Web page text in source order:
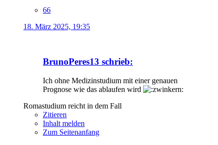
66
18. März 2025, 19:35
BrunoPeres13 schrieb:
Ich ohne Medizinstudium mit einer genauen
Prognose wie das ablaufen wird
Romastudium reicht in dem Fall
Zitieren
Inhalt melden
Zum Seitenanfang